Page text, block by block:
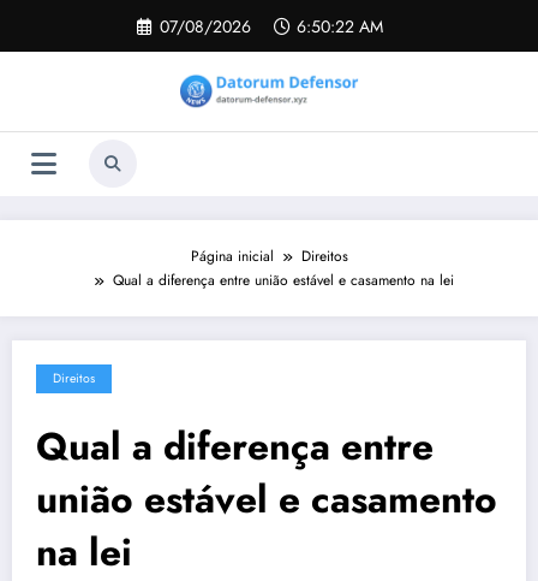
o
07/08/2026 6:50:22 AM
Página inicial
Direitos
Qual a diferença entre união estável e casamento na lei
Direitos
Qual a diferença entre
união estável e casamento
na lei